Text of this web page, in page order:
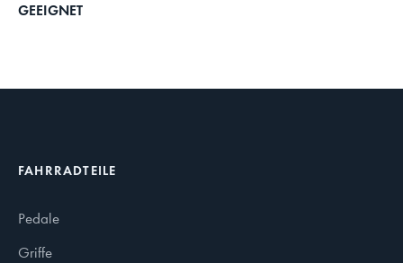
GEEIGNET
FAHRRADTEILE
Pedale
Griffe